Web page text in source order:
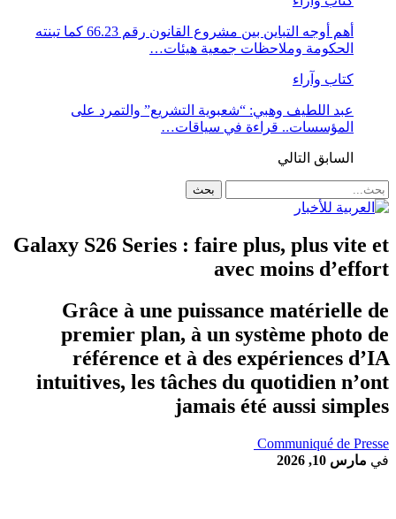
أهم أوجه التباين بين مشروع القانون رقم 66.23 كما تبنته
الحكومة وملاحظات جمعية هيئات…
كتاب وآراء
عبد اللطيف وهبي: “شعبوية التشريع” والتمرد على
المؤسسات.. قراءة في سياقات…
السابق التالي
Galaxy S26 Series : faire plus, plus vite et
avec moins d’effort
Grâce à une puissance matérielle de
premier plan, à un système photo de
référence et à des expériences d’IA
intuitives, les tâches du quotidien n’ont
jamais été aussi simples
Communiqué de Presse
في مارس 10, 2026